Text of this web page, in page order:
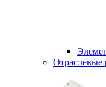
Отраслевые